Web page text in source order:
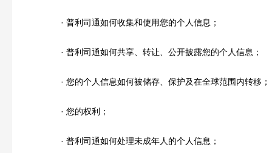
· 普利司通如何收集和使用您的个人信息；
· 普利司通如何共享、转让、公开披露您的个人信息；
· 您的个人信息如何被储存、保护及在全球范围内转移；
· 您的权利；
· 普利司通如何处理未成年人的个人信息；